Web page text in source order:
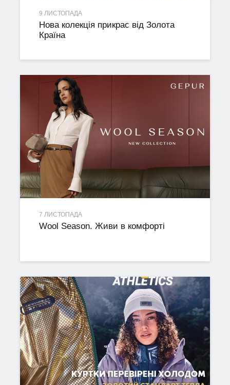
9 ЛИСТОПАДА
Нова колекція прикрас від Золота
Країна
7 ЛИСТОПАДА
Wool Season. Живи в комфорті